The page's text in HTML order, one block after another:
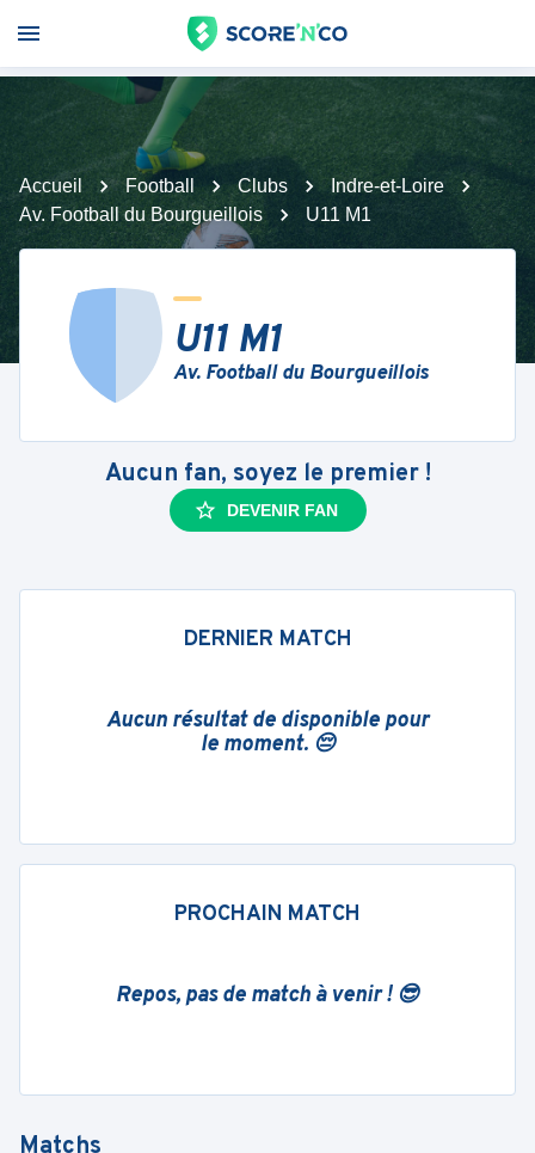
Accueil Football Clubs
Indre-et-Loire
Av. Football du Bourgueillois
U11 M1
U11 M1
Av. Football du Bourgueillois
Aucun fan, soyez le premier !
DEVENIR FAN
DERNIER MATCH
Aucun résultat de disponible pour
le moment. 😔
PROCHAIN MATCH
Repos, pas de match à venir ! 😎